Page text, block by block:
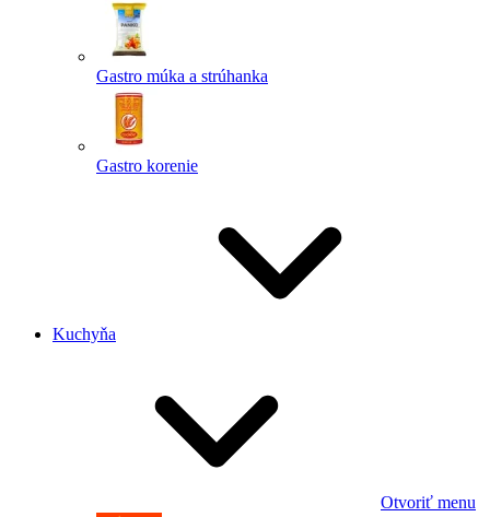
Gastro múka a strúhanka
Gastro korenie
Kuchyňa
Otvoriť menu